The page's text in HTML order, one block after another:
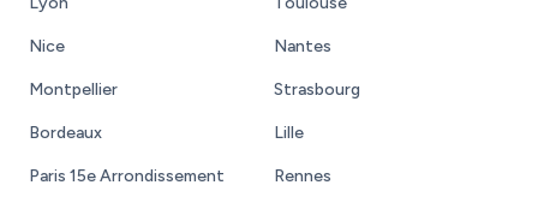
Nice Nantes
Montpellier Strasbourg
Bordeaux Lille
Paris 15e Arrondissement Rennes